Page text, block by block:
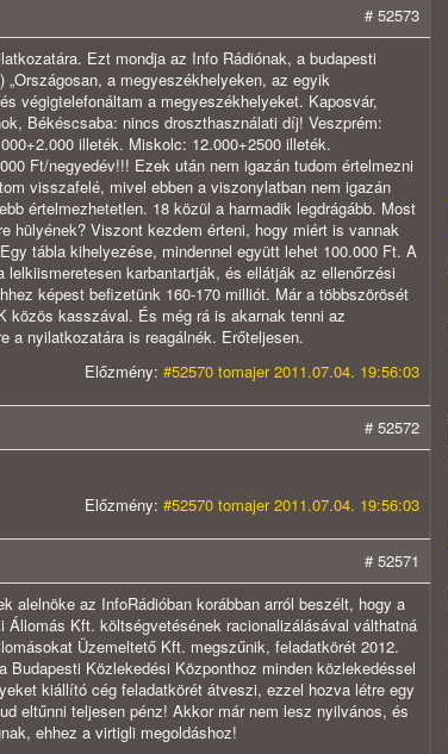
# 52573
Ezt mondja az Info Rádiónak, a budapesti
a megyeszékhelyeken, az egyik
végigtelefonáltam a megyeszékhelyeket. Kaposvár,
Békéscsaba: nincs droszthasználati díj! Veszprém:
illeték. Miskolc: 12.000+2500 illeték.
Ft/negyedév!!! Ezek után nem igazán tudom értelmezni
visszafelé, mivel ebben a viszonylatban nem igazán
értelmezhetetlen. 18 közül a harmadik legdrágább. Most
hülyének? Viszont kezdem érteni, hogy miért is vannak
tábla kihelyezése, mindennel együtt lehet 100.000 Ft. A
karbantartják, és ellátják az ellenőrzési
képest befizetünk 160-170 milliót. Már a többszörösét
kasszával. És még rá is akarnak tenni az
a nyilatkozatára is reagálnék. Erőteljesen.
Előzmény: #52570 tomajer 2011.07.04. 19:56:03
# 52572
Előzmény: #52570 tomajer 2011.07.04. 19:56:03
# 52571
alelnöke az InfoRádióban korábban arról beszélt, hogy a
Kft. költségvetésének racionalizálásával válthatná
Üzemeltető Kft. megszűnik, feladatkörét 2012.
Közlekedési Központhoz minden közlekedéssel
kiállító cég feladatkörét átveszi, ezzel hozva létre egy
eltűnni teljesen pénz! Akkor már nem lesz nyilvános, és
ehhez a virtigli megoldáshoz!